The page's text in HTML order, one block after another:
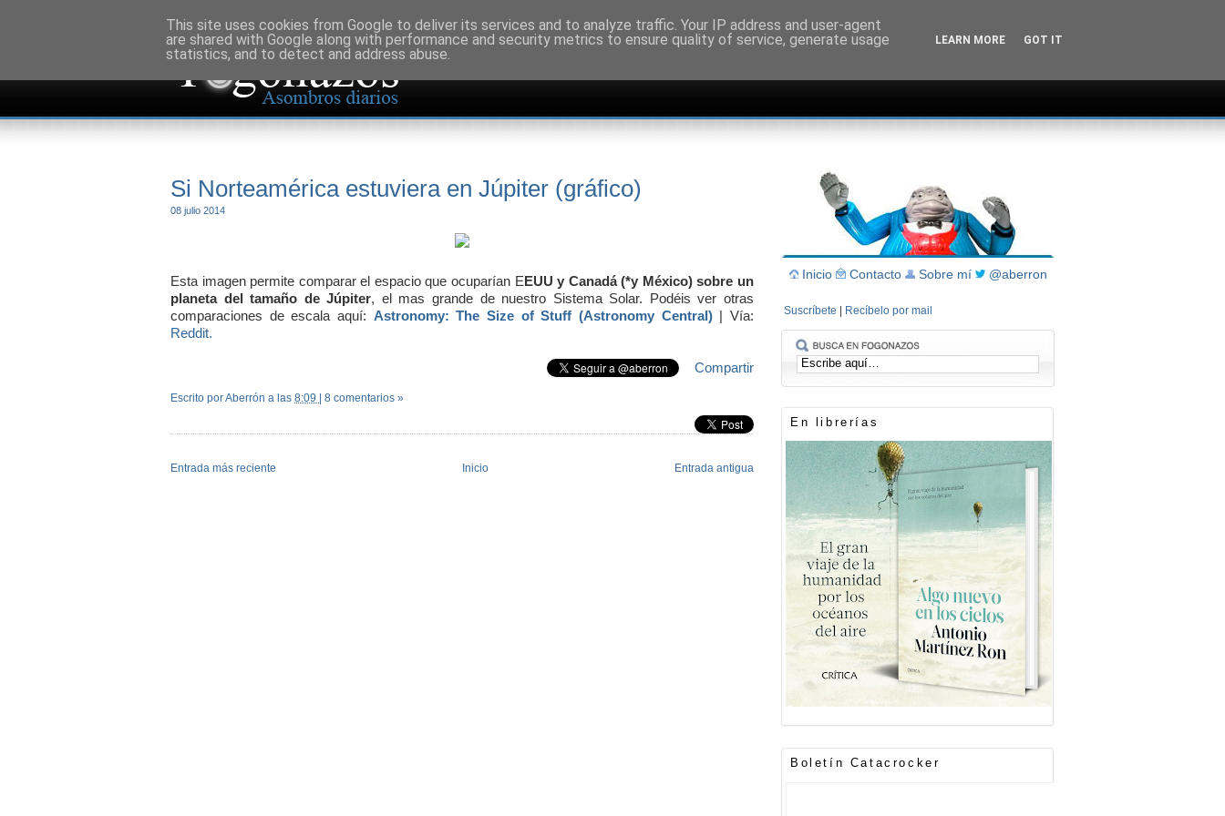
Si Norteamérica estuviera en Júpiter (gráfico)
08 julio 2014
Esta imagen permite comparar el espacio que ocuparían EEUU y Canadá (*y México) sobre un
planeta del tamaño de Júpiter, el mas grande de nuestro Sistema Solar. Podéis ver otras
comparaciones de escala aquí: Astronomy: The Size of Stuff (Astronomy Central)| Vía:
Reddit.
Compartir
Escrito por Aberrón a las 8:09 | 8 comentarios »
Entrada más reciente Entrada antigua
Inicio
Inicio Contacto Sobre mí @aberron
Suscríbete Recíbelo por mail
En librerías
Boletín Catacrocker
This site uses cookies from Google to deliver its services and to analyze traffic. Your IP address and user-agent
are shared with Google along with performance and security metrics to ensure quality of service, generate usage
statistics, and to detect and address abuse.
LEARN MORE GOT IT